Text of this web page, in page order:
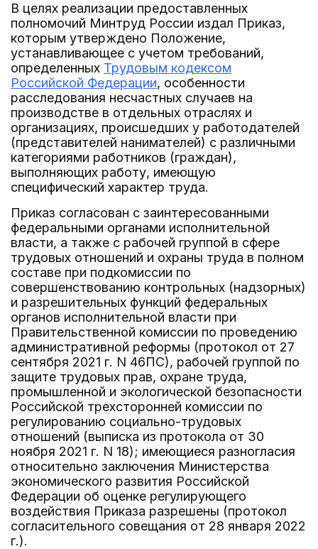
В целях реализации предоставленных
полномочий Минтруд России издал Приказ,
которым утверждено Положение,
устанавливающее с учетом требований,
определенных Трудовым кодексом
Российской Федерации, особенности
расследования несчастных случаев на
производстве в отдельных отраслях и
организациях, происшедших у работодателей
(представителей нанимателей) с различными
категориями работников (граждан),
выполняющих работу, имеющую
специфический характер труда.
Приказ согласован с заинтересованными
федеральными органами исполнительной
власти, а также с рабочей группой в сфере
трудовых отношений и охраны труда в полном
составе при подкомиссии по
совершенствованию контрольных (надзорных)
и разрешительных функций федеральных
органов исполнительной власти при
Правительственной комиссии по проведению
административной реформы (протокол от 27
сентября 2021 г. N 46ПС), рабочей группой по
защите трудовых прав, охране труда,
промышленной и экологической безопасности
Российской трехсторонней комиссии по
регулированию социально-трудовых
отношений (выписка из протокола от 30
ноября 2021 г. N 18); имеющиеся разногласия
относительно заключения Министерства
экономического развития Российской
Федерации об оценке регулирующего
воздействия Приказа разрешены (протокол
согласительного совещания от 28 января 2022
г.).